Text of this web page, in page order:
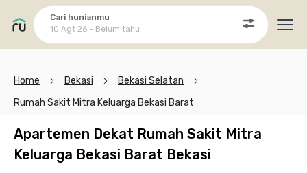
Cari hunianmu
10 Agt 26 - Belum tahu
Home Bekasi
Bekasi Selatan
Rumah Sakit Mitra Keluarga Bekasi Barat
Apartemen Dekat Rumah Sakit Mitra
Keluarga Bekasi Barat Bekasi